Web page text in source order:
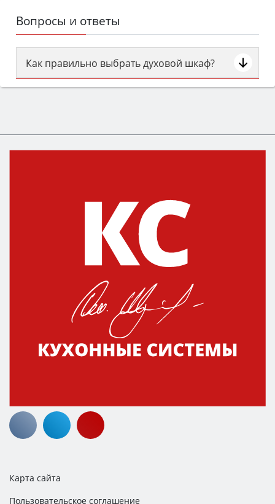
Вопросы и ответы
Как правильно выбрать духовой шкаф?
Сначала определитесь с типом (газовый или
класс энергопотребления не ниже A и нужные
Карта сайта
Пользовательское соглашение